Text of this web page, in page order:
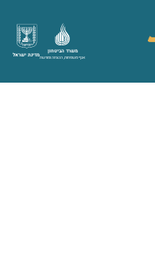
מדינת ישראל
משרד הביטחון
אגף משפחות, הנצחה ומורשת